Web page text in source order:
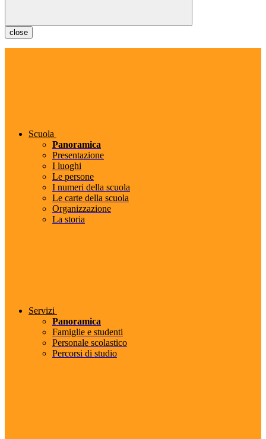
close
Scuola
Panoramica
Presentazione
I luoghi
Le persone
I numeri della scuola
Le carte della scuola
Organizzazione
La storia
Servizi
Panoramica
Famiglie e studenti
Personale scolastico
Percorsi di studio